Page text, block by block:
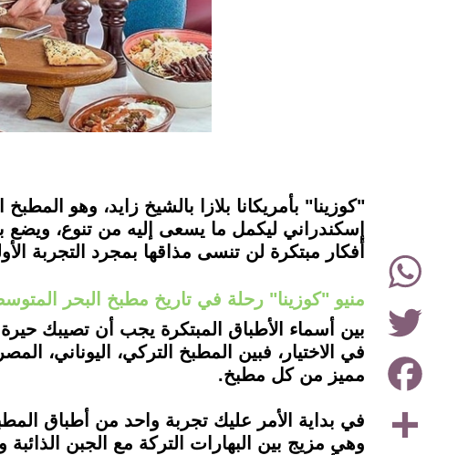
Share
Facebook
Twitter
WhatsApp
instagram"كوزينا" بأمريكانا بلازا بالشيخ زايد، وهو
إسكندراني ليكمل ما يسعى إليه من تنوع، ويضع
أفكار مبتكرة لن تنسى مذاقها بمجرد التجربة
منيو "كوزينا" رحلة في تاريخ مطبخ البحر
بين أسماء الأطباق المبتكرة يجب أن تصيبك حيرة
في الاختيار، فبين المطبخ التركي، اليوناني،
مميز من كل مطبخ.
في بداية الأمر عليك تجربة واحد من أطباق
وهي مزيج بين البهارات التركة مع الجبن